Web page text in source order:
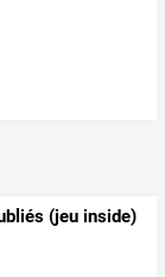
(jeu inside)